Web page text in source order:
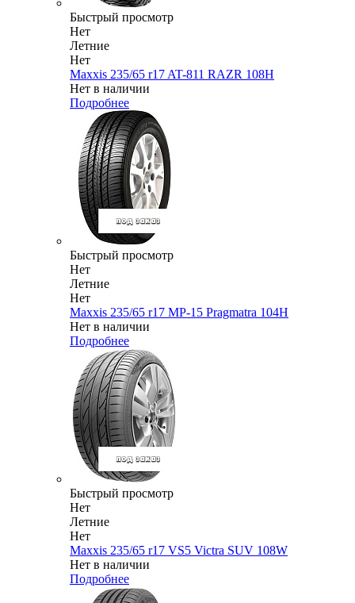
Быстрый просмотр
Нет
Летние
Нет
Maxxis 235/65 r17 AT-811 RAZR 108H
Нет в наличии
Подробнее
Быстрый просмотр
Нет
Летние
Нет
Maxxis 235/65 r17 MP-15 Pragmatra 104H
Нет в наличии
Подробнее
Быстрый просмотр
Нет
Летние
Нет
Maxxis 235/65 r17 VS5 Victra SUV 108W
Нет в наличии
Подробнее